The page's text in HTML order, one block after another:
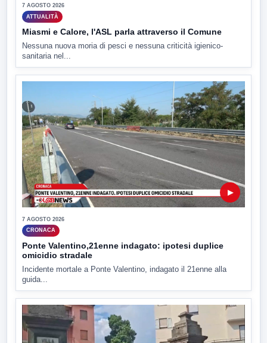
7 AGOSTO 2026
ATTUALITÀ
Miasmi e Calore, l'ASL parla attraverso il Comune
Nessuna nuova moria di pesci e nessuna criticità igienico-
sanitaria nel...
▶
7 AGOSTO 2026
CRONACA
Ponte Valentino,21enne indagato: ipotesi duplice
omicidio stradale
Incidente mortale a Ponte Valentino, indagato il 21enne alla
guida...